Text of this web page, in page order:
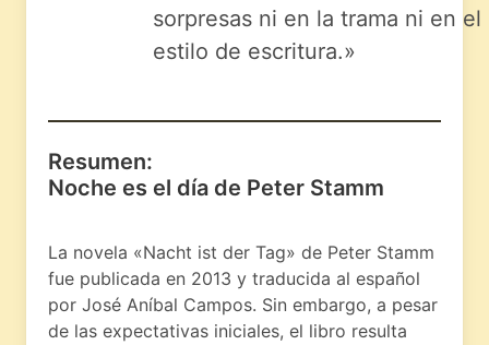
sorpresas ni en la trama ni en el
estilo de escritura.»
Resumen:
Noche es el día de Peter Stamm
La novela «Nacht ist der Tag» de Peter Stamm
fue publicada en 2013 y traducida al español
por José Aníbal Campos. Sin embargo, a pesar
de las expectativas iniciales, el libro resulta